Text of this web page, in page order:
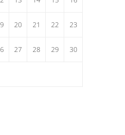
20 21 22 23
27 28 29 30